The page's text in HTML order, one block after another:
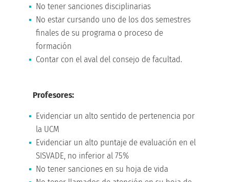
No tener sanciones disciplinarias
No estar cursando uno de los dos semestres
finales de su programa o proceso de
formación
Contar con el aval del consejo de facultad.
Profesores:
Evidenciar un alto sentido de pertenencia por
la UCM
Evidenciar un alto puntaje de evaluación en el
SISVADE, no inferior al 75%
No tener sanciones en su hoja de vida